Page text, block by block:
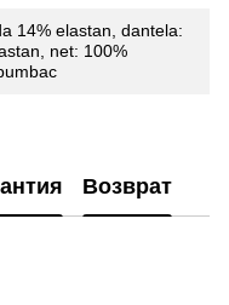
14% elastan, dantela:
net: 100%
Возврат